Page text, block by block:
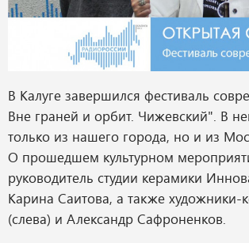
В Калуге завершился фестиваль
Вне граней и орбит. Чижевский". В
только из нашего города, но и из
О прошедшем культурном
руководитель студии керамики
Карина Саитова, а также художники-
(слева) и Александр Сафроненков.